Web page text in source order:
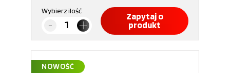
Wybierz ilość
Zapytaj o
produkt
NOWOŚĆ